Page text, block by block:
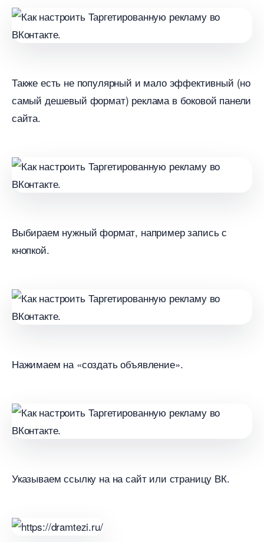
Также есть не популярный и мало эффективный (но
самый дешевый формат) реклама в боковой панели
сайта.
ыбираем нужный формат, например запись с
кнопкой.
Нажимаем на «создать объявление».
Указываем ссылку на на сайт или страницу ВК.